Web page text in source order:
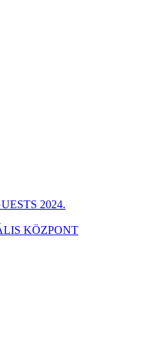
2024.
KÖZPONT